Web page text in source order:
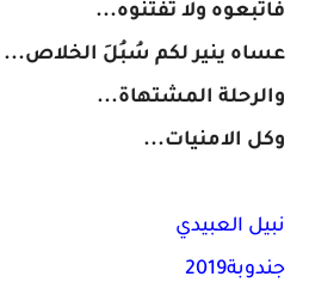
فاتّبعوه ولا تفتنوه...
عساه ينير لكم سُبُلَ الخلاص...
والرحلة المشتهاة...
وكل الامنيات...
نبيل العبيدي
جندوبة2019